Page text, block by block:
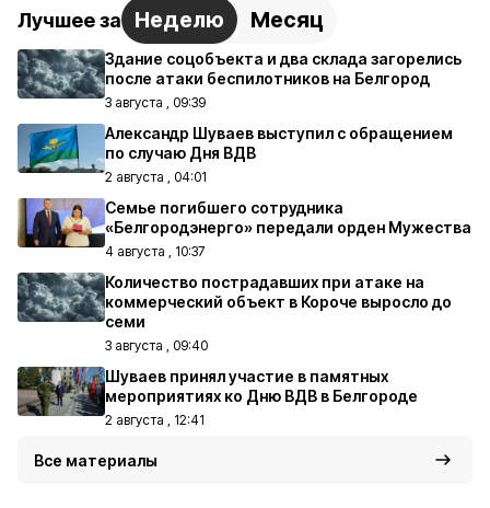
Лучшее за Неделю Месяц
Здание соцобъекта и два склада загорелись
после атаки беспилотников на Белгород
3 августа , 09:39
Александр Шуваев выступил с обращением
по случаю Дня ВДВ
2 августа , 04:01
Семье погибшего сотрудника
«Белгородэнерго» передали орден Мужества
4 августа , 10:37
Количество пострадавших при атаке на
коммерческий объект в Короче выросло до
семи
3 августа , 09:40
Шуваев принял участие в памятных
мероприятиях ко Дню ВДВ в Белгороде
2 августа , 12:41
Все материалы